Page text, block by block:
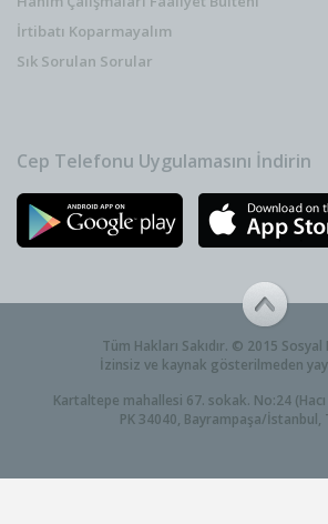
İrtibatı Koparmayalım
Sık Sorulan Sorular
Cep Telefonu Uygulamasını İndirin
Tüm Hakları Sakıdır. © 2015 Sosyal
İzinsiz ve kaynak gösterilmeden
Kartaltepe mahallesi 67. sokak. No:24 (Hacı
PK 34040, Bayrampaşa/İstanbul,